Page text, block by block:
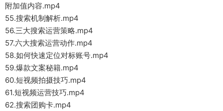
附加值内容.mp4
55.搜索机制解析.mp4
56.三大搜索运营策略.mp4
57.六大搜索运营动作.mp4
58.如何快速定位对标账号.mp4
59.爆款文案秘籍.mp4
60.短视频拍摄技巧.mp4
61.短视频运营技巧.mp4
62.搜索团购卡.mp4